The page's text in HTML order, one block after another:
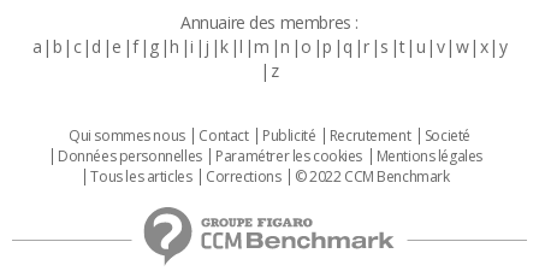
Annuaire des membres :
a b c d e f g h i j k l m n o p q r s t u v w x y
z
Qui sommes nous Contact Publicité Recrutement
Societé
Données personnelles
Paramétrer les cookies
Mentions légales
Tous les articles
Corrections © 2022 CCM Benchmark